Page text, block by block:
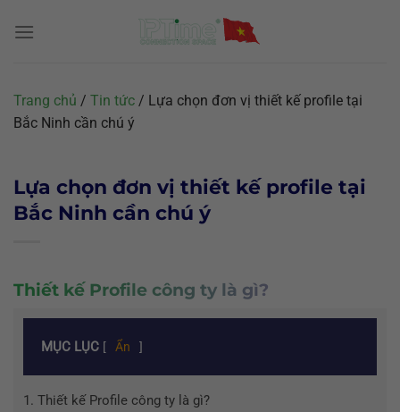
đến
Trang chủ / Tin tức / Lựa chọn đơn vị thiết kế profile tại
Bắc Ninh cần chú ý
Lựa chọn đơn vị thiết kế profile tại
Bắc Ninh cần chú ý
Thiết kế Profile công ty là gì?
MỤC LỤC [ Ẩn ]
1. Thiết kế Profile công ty là gì?